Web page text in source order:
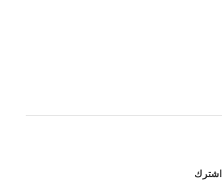
اشترك